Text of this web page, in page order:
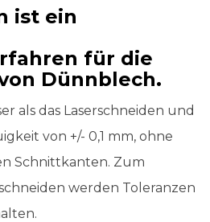
ist ein
für die
Dünnblech.
als das Laserschneiden und
von +/- 0,1 mm, ohne
Schnittkanten. Zum
werden Toleranzen